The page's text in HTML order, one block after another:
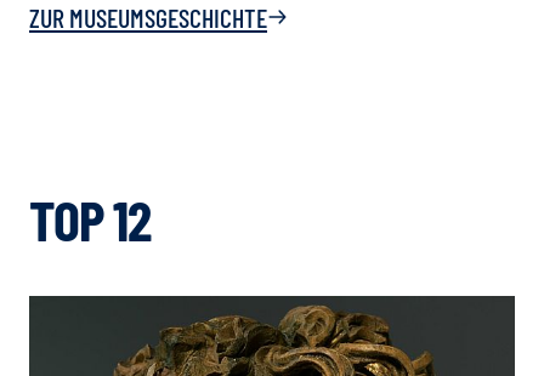
ZUR MUSEUMSGESCHICHTE
TOP 12